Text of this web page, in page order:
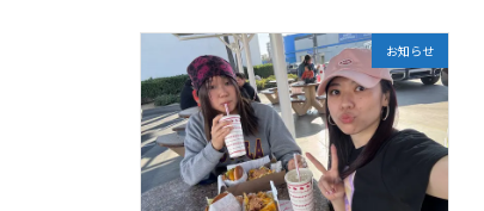
お知らせ